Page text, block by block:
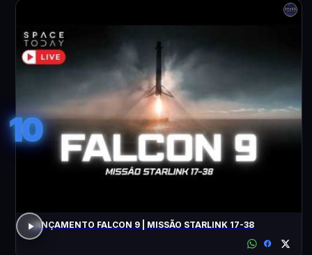
10
LANÇAMENTO FALCON 9 | MISSÃO STARLINK 17-38